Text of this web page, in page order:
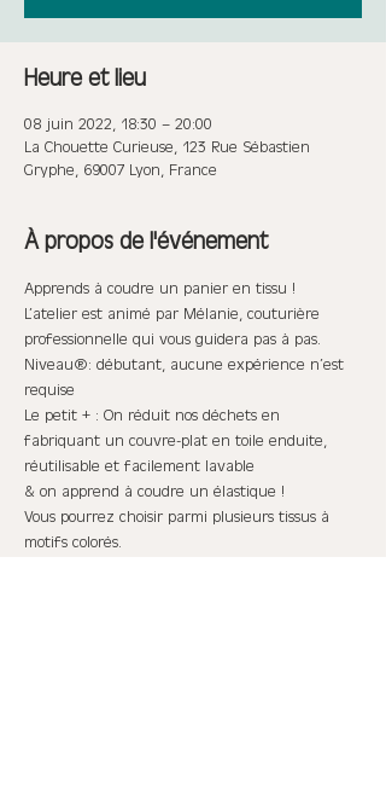
Heure et lieu
08 juin 2022, 18:30 – 20:00
La Chouette Curieuse, 123 Rue Sébastien
Gryphe, 69007 Lyon, France
À propos de l'événement
Apprends à coudre un panier en tissu !
L’atelier est animé par Mélanie, couturière
professionnelle qui vous guidera pas à pas.
Niveau : débutant, aucune expérience n’est
requise
Le petit + : On réduit nos déchets en
fabriquant un couvre-plat en toile enduite,
réutilisable et facilement lavable
& on apprend à coudre un élastique !
Vous pourrez choisir parmi plusieurs tissus à
motifs colorés.